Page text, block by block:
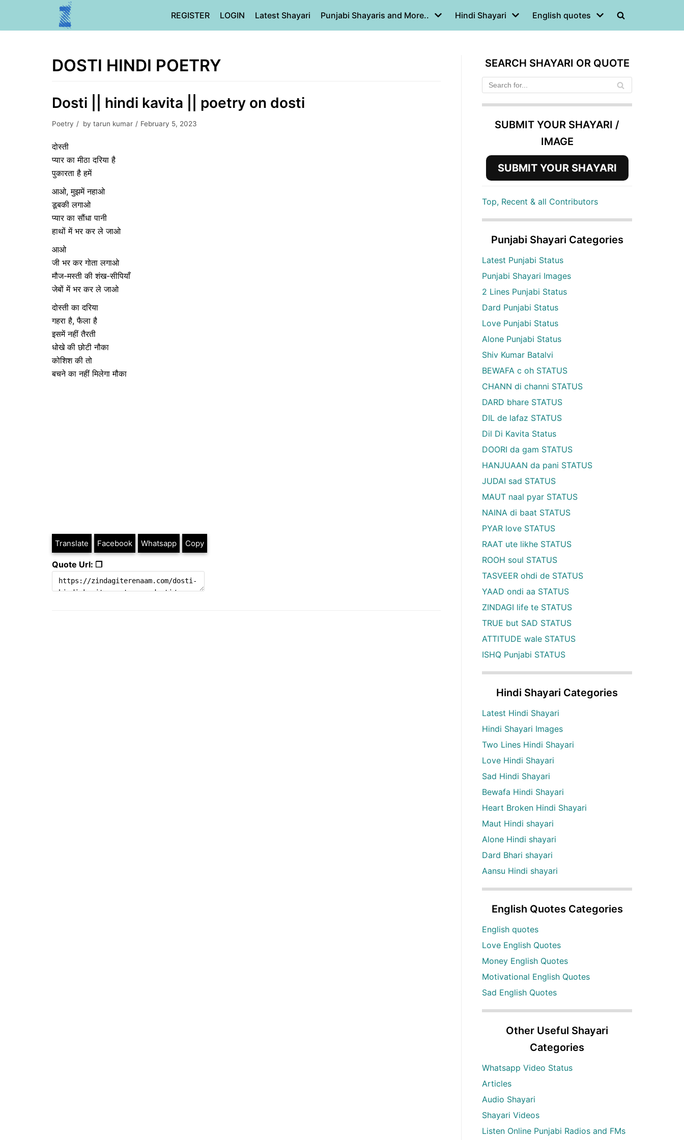
REGISTER LOGIN Latest Shayari Punjabi Shayaris and More.. Hindi Shayari English quotes
DOSTI HINDI POETRY
Dosti || hindi kavita || poetry on dosti
Poetry by tarun kumar February 5, 2023
दोस्ती
प्यार का मीठा दरिया है
पुकारता है हमें
आओ, मुझमें नहाओ
डूबकी लगाओ
प्यार का सौंधा पानी
हाथों में भर कर ले जाओ
आओ
जी भर कर गोता लगाओ
मौज-मस्ती की शंख-सीपियाँ
जेबों में भर कर ले जाओ
दोस्ती का दरिया
गहरा है, फैला है
इसमें नहीं तैरती
धोखे की छोटी नौका
कोशिश की तो
बचने का नहीं मिलेगा मौका
Translate Facebook Whatsapp Copy
Quote Url: ❐
SEARCH SHAYARI OR QUOTE
SUBMIT YOUR SHAYARI /
IMAGE
SUBMIT YOUR SHAYARI
Top, Recent & all Contributors
Punjabi Shayari Categories
Latest Punjabi Status
Punjabi Shayari Images
2 Lines Punjabi Status
Dard Punjabi Status
Love Punjabi Status
Alone Punjabi Status
Shiv Kumar Batalvi
BEWAFA c oh STATUS
CHANN di channi STATUS
DARD bhare STATUS
DIL de lafaz STATUS
Dil Di Kavita Status
DOORI da gam STATUS
HANJUAAN da pani STATUS
JUDAI sad STATUS
MAUT naal pyar STATUS
NAINA di baat STATUS
PYAR love STATUS
RAAT ute likhe STATUS
ROOH soul STATUS
TASVEER ohdi de STATUS
YAAD ondi aa STATUS
ZINDAGI life te STATUS
TRUE but SAD STATUS
ATTITUDE wale STATUS
ISHQ Punjabi STATUS
Hindi Shayari Categories
Latest Hindi Shayari
Hindi Shayari Images
Two Lines Hindi Shayari
Love Hindi Shayari
Sad Hindi Shayari
Bewafa Hindi Shayari
Heart Broken Hindi Shayari
Maut Hindi shayari
Alone Hindi shayari
Dard Bhari shayari
Aansu Hindi shayari
English Quotes Categories
English quotes
Love English Quotes
Money English Quotes
Motivational English Quotes
Sad English Quotes
Other Useful Shayari
Categories
Whatsapp Video Status
Articles
Audio Shayari
Shayari Videos
Listen Online Punjabi Radios and FMs